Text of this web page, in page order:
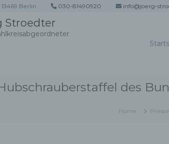
Berlin 030-81490920 info@joerg-
Stroedter
des
Home